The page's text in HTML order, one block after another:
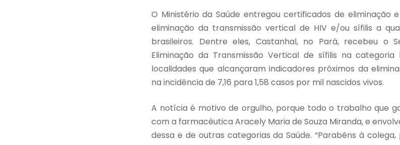
O Ministério da Saúde entregou certificados de eliminação
eliminação da transmissão vertical de HIV e/ou sífilis a
brasileiros. Dentre eles, Castanhal, no Pará, recebeu o
Eliminação da Transmissão Vertical de sífilis na
localidades que alcançaram indicadores próximos da
na incidência de 7,16 para 1,58 casos por mil nascidos vivos.
A notícia é motivo de orgulho, porque todo o trabalho que
com a farmacêutica Aracely Maria de Souza Miranda, e
dessa e de outras categorias da Saúde. “Parabéns à